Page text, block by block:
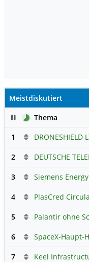
Meistdiskutiert
PauseThema
1
2
3 Siemens Energy
4
5
6
7